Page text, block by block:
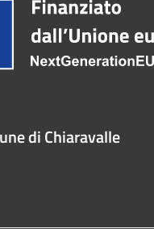
di Chiaravalle